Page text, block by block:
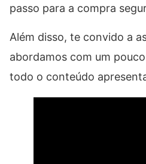
passo para a compra
Além disso, te convido a
abordamos com um
todo o conteúdo